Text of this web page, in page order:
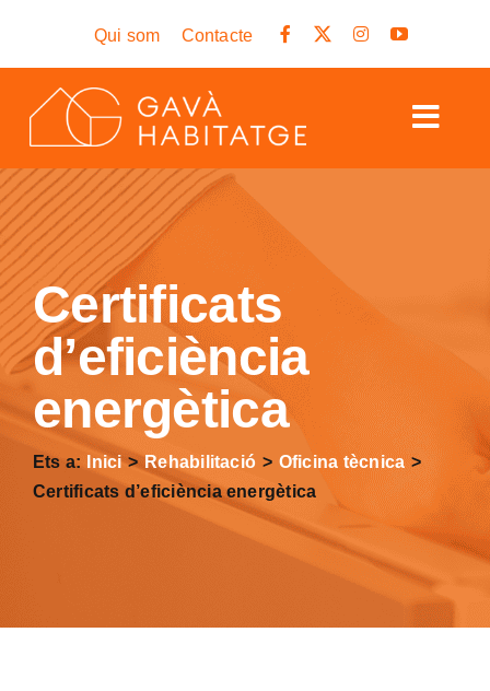
content
Qui som Contacte
Inici
Habitatge a Gavà
Lloguer i ajuts
Rehabilitació
…
Cita prèvia
Certificats
d’eficiència
energètica
Ets a: Inici Rehabilitació
Oficina tècnica
Certificats d’eficiència energètica